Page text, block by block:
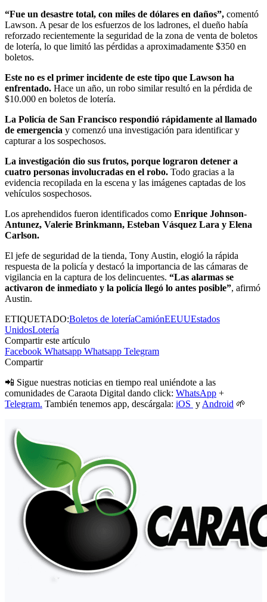
“Fue un desastre total, con miles de dólares en daños”, comentó
Lawson. A pesar de los esfuerzos de los ladrones, el dueño había
reforzado recientemente la seguridad de la zona de venta de boletos
de lotería, lo que limitó las pérdidas a aproximadamente $350 en
boletos.
Este no es el primer incidente de este tipo que Lawson ha
enfrentado. Hace un año, un robo similar resultó en la pérdida de
$10.000 en boletos de lotería.
La Policía de San Francisco respondió rápidamente al llamado
de emergencia y comenzó una investigación para identificar y
capturar a los sospechosos.
La investigación dio sus frutos, porque lograron detener a
cuatro personas involucradas en el robo. Todo gracias a la
evidencia recopilada en la escena y las imágenes captadas de los
vehículos sospechosos.
Los aprehendidos fueron identificados como Enrique Johnson-
Antunez, Valerie Brinkmann, Esteban Vásquez Lara y Elena
Carlson.
El jefe de seguridad de la tienda, Tony Austin, elogió la rápida
respuesta de la policía y destacó la importancia de las cámaras de
vigilancia en la captura de los delincuentes. “Las alarmas se
activaron de inmediato y la policía llegó lo antes posible”, afirmó
Austin.
ETIQUETADO:Boletos de loteríaCamiónEEUUEstados
UnidosLotería
Compartir este artículo
Facebook Whatsapp Whatsapp Telegram
Compartir
📲 Sigue nuestras noticias en tiempo real uniéndote a las
comunidades de Caraota Digital dando click: WhatsApp +
Telegram. También tenemos app, descárgala: iOS y Android 🌱